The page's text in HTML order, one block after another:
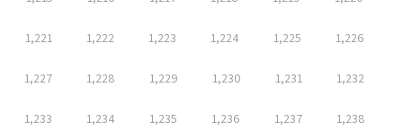
1,221 1,222 1,223 1,224 1,225 1,226
1,227 1,228 1,229 1,230 1,231 1,232
1,233 1,234 1,235 1,236 1,237 1,238